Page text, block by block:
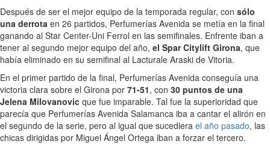
Después de ser el mejor equipo de la temporada regular, con sólo
una derrota en 26 partidos, Perfumerías Avenida se metía en la final
ganando al Star Center-Uni Ferrol en las semifinales. Enfrente iban a
tener al segundo mejor equipo del año, el Spar Citylift Girona, que
había eliminado en su semifinal al Lacturale Araski de Vitoria.
En el primer partido de la final, Perfumerías Avenida conseguía una
victoria clara sobre el Girona por 71-51, con 30 puntos de una
Jelena Milovanovic que fue imparable. Tal fue la superioridad que
parecía que Perfumerías Avenida Salamanca iba a cantar el alirón en
el segundo de la serie, pero al igual que sucediera el año pasado, las
chicas dirigidas por Miguel Ángel Ortega iban a forzar el tercero.